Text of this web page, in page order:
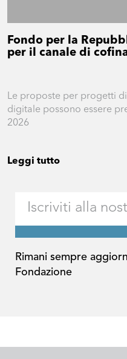
Fondo per la
per il canale di
Le proposte per progetti
digitale possono essere
2026
Leggi tutto
Rimani sempre
Fondazione